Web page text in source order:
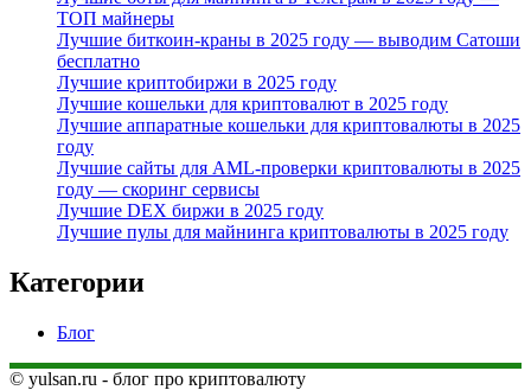
ТОП майнеры
Лучшие биткоин-краны в 2025 году — выводим Сатоши
бесплатно
Лучшие криптобиржи в 2025 году
Лучшие кошельки для криптовалют в 2025 году
Лучшие аппаратные кошельки для криптовалюты в 2025
году
Лучшие сайты для AML-проверки криптовалюты в 2025
году — скоринг сервисы
Лучшие DEX биржи в 2025 году
Лучшие пулы для майнинга криптовалюты в 2025 году
Категории
Блог
© yulsan.ru - блог про криптовалюту